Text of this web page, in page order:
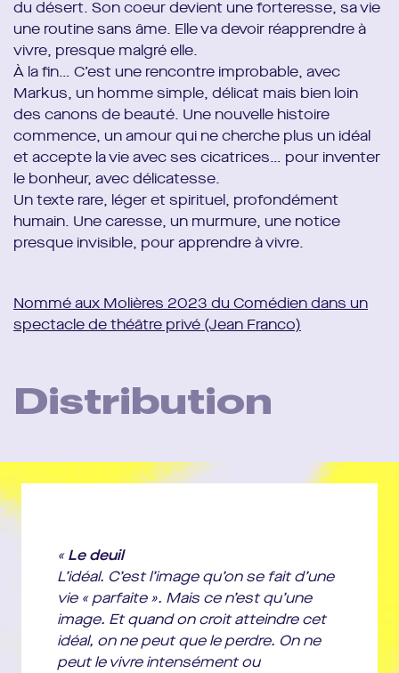
du désert. Son coeur devient une forteresse, sa vie
une routine sans âme. Elle va devoir réapprendre à
vivre, presque malgré elle.
À la fin… C’est une rencontre improbable, avec
Markus, un homme simple, délicat mais bien loin
des canons de beauté. Une nouvelle histoire
commence, un amour qui ne cherche plus un idéal
et accepte la vie avec ses cicatrices… pour inventer
le bonheur, avec délicatesse.
Un texte rare, léger et spirituel, profondément
humain. Une caresse, un murmure, une notice
presque invisible, pour apprendre à vivre.
Nommé aux Molières 2023 du Comédien dans un
spectacle de théâtre privé (Jean Franco)
Distribution
Adaptation et mise en scène
Thierry Surace
AvecJean Franco (Molière 2020 du Comédien dans
un second rôle masculin), Sélène Assaf, Jérôme
Schoof
Julien Gelas (création originale)
ProductionA Mon Tour Prod, Compagnie Miranda, Pierrick
Conseil régional SUD PACA, Conseil départemental des Alpes-Maritimes,
Ville de Nice
« Le deuil
L’idéal. C’est l’image qu’on se fait d’une
vie « parfaite ». Mais ce n’est qu’une
image. Et quand on croit atteindre cet
idéal, on ne peut que le perdre. On ne
peut le vivre intensément ou